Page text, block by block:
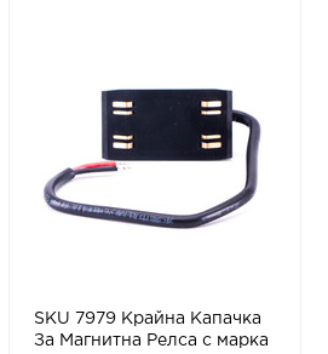
SKU 7979 Крайна Капачка
За Магнитна Релса с марка